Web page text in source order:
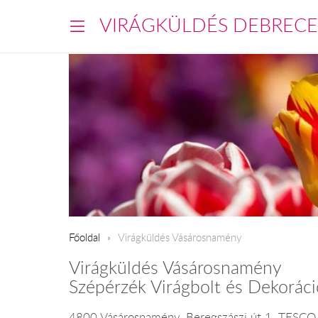
VIRÁGKÜLDÉS
Főoldal Virágküldés Vásárosnamény
Virágküldés Vásárosnamény
Szépérzék Virágbolt és